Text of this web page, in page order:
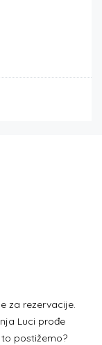
za rezervacije.
Luci prođe
postižemo?